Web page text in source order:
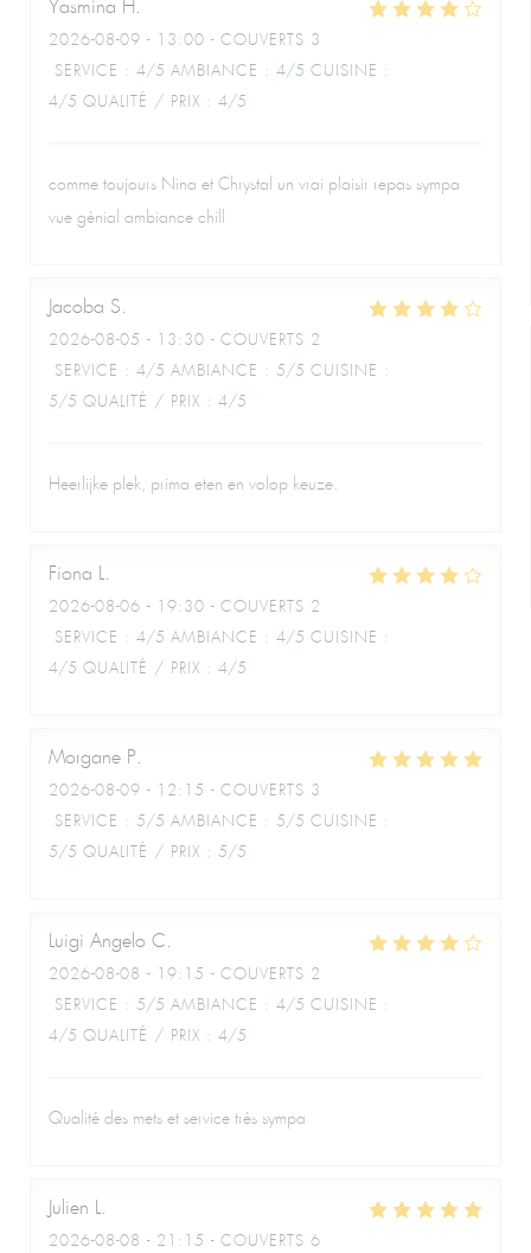
Yasmina H
2026-08-09 - 13:00 - COUVERTS 3
SERVICE : 4/5 AMBIANCE : 4/5 CUISINE :
4/5 QUALITÉ / PRIX : 4/5
comme toujours Nina et Chrystal un vrai plaisir repas sympa
vue génial ambiance chill
Jacoba S
2026-08-05 - 13:30 - COUVERTS 2
SERVICE : 4/5 AMBIANCE : 5/5 CUISINE :
5/5 QUALITÉ / PRIX : 4/5
Heerlijke plek, prima eten en volop keuze.
Fiona L
2026-08-06 - 19:30 - COUVERTS 2
SERVICE : 4/5 AMBIANCE : 4/5 CUISINE :
4/5 QUALITÉ / PRIX : 4/5
Morgane P
2026-08-09 - 12:15 - COUVERTS 3
SERVICE : 5/5 AMBIANCE : 5/5 CUISINE :
5/5 QUALITÉ / PRIX : 5/5
Luigi Angelo C
2026-08-08 - 19:15 - COUVERTS 2
SERVICE : 5/5 AMBIANCE : 4/5 CUISINE :
4/5 QUALITÉ / PRIX : 4/5
Qualité des mets et service très sympa
Julien L
2026-08-08 - 21:15 - COUVERTS 6